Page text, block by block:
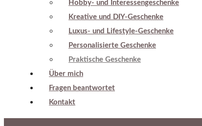
Hobby- und Interessengeschenke
Kreative und DIY-Geschenke
Luxus- und Lifestyle-Geschenke
Personalisierte Geschenke
Praktische Geschenke
Über mich
Fragen beantwortet
Kontakt